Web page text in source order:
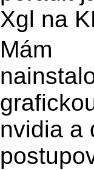
Xgl na
Mám
nvidia a